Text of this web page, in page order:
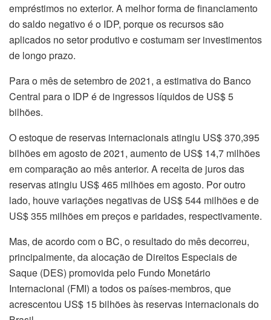
empréstimos no exterior. A melhor forma de financiamento
do saldo negativo é o IDP, porque os recursos são
aplicados no setor produtivo e costumam ser investimentos
de longo prazo.
Para o mês de setembro de 2021, a estimativa do Banco
Central para o IDP é de ingressos líquidos de US$ 5
bilhões.
O estoque de reservas internacionais atingiu US$ 370,395
bilhões em agosto de 2021, aumento de US$ 14,7 milhões
em comparação ao mês anterior. A receita de juros das
reservas atingiu US$ 465 milhões em agosto. Por outro
lado, houve variações negativas de US$ 544 milhões e de
US$ 355 milhões em preços e paridades, respectivamente.
Mas, de acordo com o BC, o resultado do mês decorreu,
principalmente, da alocação de Direitos Especiais de
Saque (DES) promovida pelo Fundo Monetário
Internacional (FMI) a todos os países-membros, que
acrescentou US$ 15 bilhões às reservas internacionais do